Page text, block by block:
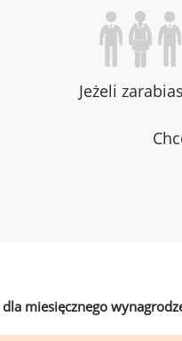
Jeżeli
miesięcznego